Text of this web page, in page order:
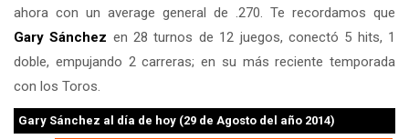
ahora con un average general de .270. Te recordamos que
Gary Sánchez en 28 turnos de 12 juegos, conectó 5 hits, 1
doble, empujando 2 carreras; en su más reciente temporada
con los Toros.
Gary Sánchez al día de hoy (29 de Agosto del año 2014)